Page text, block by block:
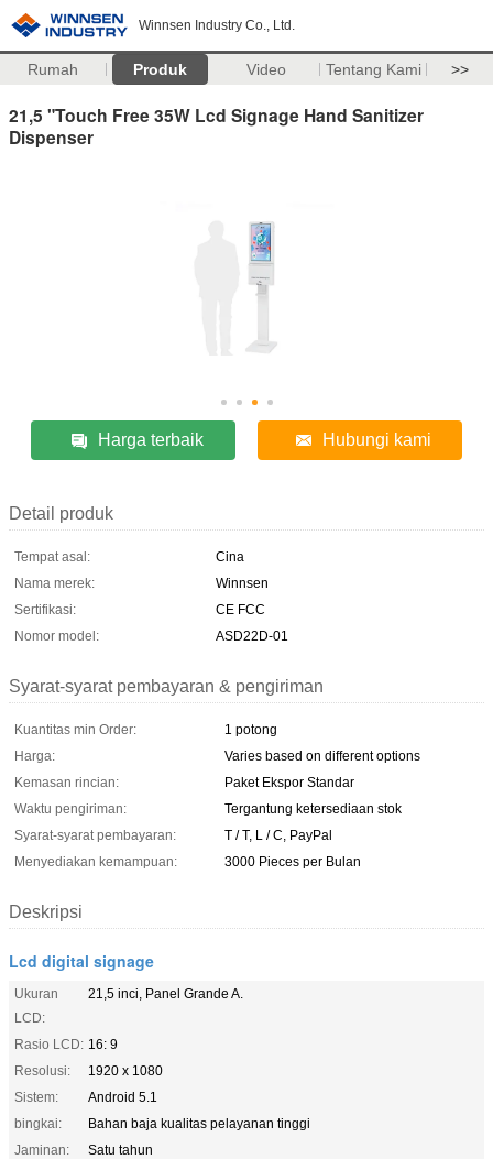
Winnsen Industry Co., Ltd.
Rumah Produk Video Tentang Kami >>
21,5 "Touch Free 35W Lcd Signage Hand Sanitizer
Dispenser
Harga terbaik Hubungi kami
Detail produk
Tempat asal:
Cina
Nama merek:
Winnsen
Sertifikasi:
CE FCC
Nomor model:
ASD22D-01
Syarat-syarat pembayaran & pengiriman
Kuantitas min Order:
1 potong
Harga:
Varies based on different options
Kemasan rincian:
Paket Ekspor Standar
Waktu pengiriman:
Tergantung ketersediaan stok
Syarat-syarat pembayaran:
T / T, L / C, PayPal
Menyediakan kemampuan:
3000 Pieces per Bulan
Deskripsi
Lcd digital signage
Ukuran
LCD:
21,5 inci, Panel Grande A.
Rasio LCD: 16: 9
Resolusi:
1920 x 1080
Sistem:
Android 5.1
bingkai:
Bahan baja kualitas pelayanan tinggi
Jaminan:
Satu tahun